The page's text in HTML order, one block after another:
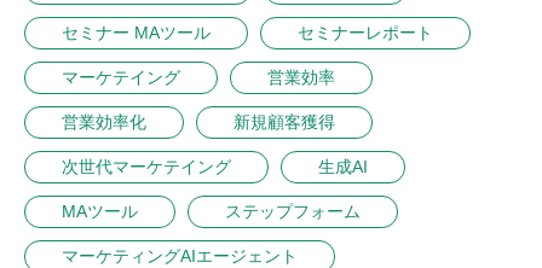
セミナー MAツール セミナーレポート
マーケテイング 営業効率
営業効率化 新規顧客獲得
次世代マーケテイング 生成AI
MAツール ステップフォーム
マーケティングAIエージェント